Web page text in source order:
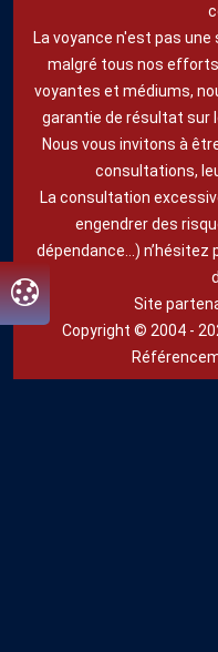
La voyance n'est pas
malgré tous nos
voyantes et médiums,
garantie de résultat sur
Nous vous invitons à
consultations,
La consultation
engendrer des
dépendance...)
Site
Copyright © 2004 -